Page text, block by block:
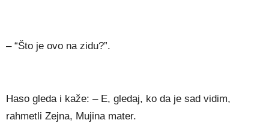
– “Što je ovo na zidu?”.
Haso gleda i kaže: – E, gledaj, ko da je sad vidim,
rahmetli Zejna, Mujina mater.